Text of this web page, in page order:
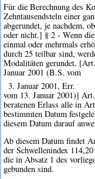
Für die Berechnung des
Zehntausendsteln einer
abgerundet, je nachdem,
oder nicht.] § 2 - Wenn
einmal oder mehrmals
durch 25 teilbar sind,
Modalitäten gerundet.
Januar 2001 (B.S. vom
3. Januar 2001, Err.
vom 13. Januar 2001)]
beratenen Erlass alle in
bestimmten Datum
diesem Datum darauf
Ab diesem Datum findet
der Schwellenindex
die in Absatz 1 des
gebunden sind.